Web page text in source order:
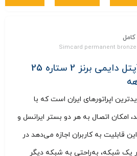
Simcard permanent
معرفی سیم کارت آپتل دایمی برنز 2 ستاره 25
اپراتورهای ایران است که با
امکان اتصال به هر دو بستر ایرانسل و
قابلیت به کاربران اجازه می‌دهد در
شبکه، به‌راحتی به شبکه دیگر